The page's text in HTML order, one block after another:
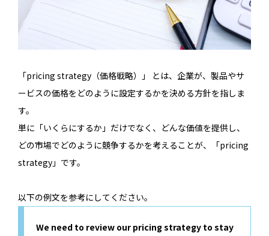
「pricing strategy（価格戦略）」 とは、企業が、製品やサ
ービスの価格をどのように設定するかを決める方針を指しま
す。
単に「いくらにするか」だけでなく、どんな価値を提供し、
どの市場でどのように競争するかを考えることが、「pricing
strategy」です。
以下の例文を参考にしてください。
We need to review our pricing strategy to stay